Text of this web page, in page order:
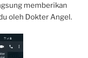
memberikan
oleh Dokter Angel.